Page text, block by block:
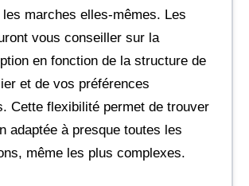
marches elles-mêmes. Les
vous conseiller sur la
en fonction de la structure de
et de vos préférences
Cette flexibilité permet de trouver
adaptée à presque toutes les
même les plus complexes.